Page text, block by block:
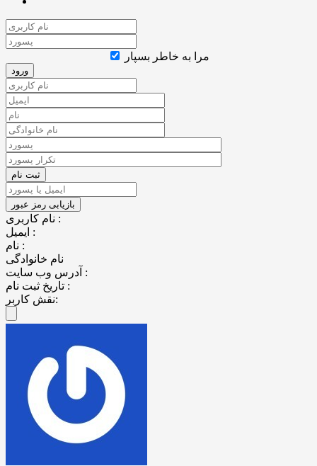
مرا به خاطر بسپار
نام کاربری :
ایمیل :
نام :
نام خانوادگی
آدرس وب سایت :
تاریخ ثبت نام :
نقش کاربر: